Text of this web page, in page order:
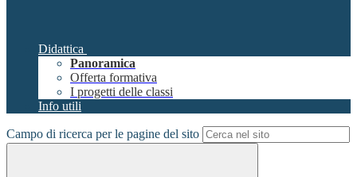
Didattica
Panoramica
Offerta formativa
I progetti delle classi
Info utili
Campo di ricerca per le pagine del sito